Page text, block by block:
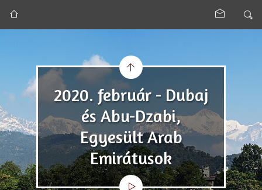
2020. február - Dubaj
és Abu-Dzabi,
Egyesült Arab
Emirátusok